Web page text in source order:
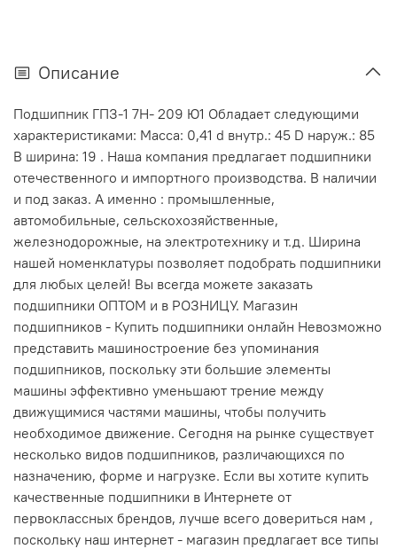
Описание
Подшипник ГПЗ-1 7Н- 209 Ю1 Обладает следующими
характеристиками: Масса: 0,41 d внутр.: 45 D наруж.: 85
В ширина: 19 . Наша компания предлагает подшипники
отечественного и импортного производства. В наличии
и под заказ. А именно : промышленные,
автомобильные, сельскохозяйственные,
железнодорожные, на электротехнику и т.д. Ширина
нашей номенклатуры позволяет подобрать подшипники
для любых целей! Вы всегда можете заказать
подшипники ОПТОМ и в РОЗНИЦУ. Магазин
подшипников - Купить подшипники онлайн Невозможно
представить машиностроение без упоминания
подшипников, поскольку эти большие элементы
машины эффективно уменьшают трение между
движущимися частями машины, чтобы получить
необходимое движение. Сегодня на рынке существует
несколько видов подшипников, различающихся по
назначению, форме и нагрузке. Если вы хотите купить
качественные подшипники в Интернете от
первоклассных брендов, лучше всего довериться нам ,
поскольку наш интернет - магазин предлагает все типы